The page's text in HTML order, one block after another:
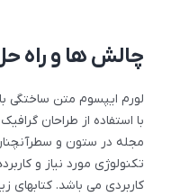
چالش ها و راه
لورم ایپسوم متن ساختگی
با استفاده از طراحان
مجله در ستون و
تکنولوژی مورد نیاز و
کاربردی می باشد.